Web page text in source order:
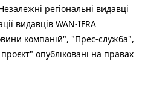
регіональні видавці
видавців WAN-IFRA
компаній", "Прес-служба",
опубліковані на правах